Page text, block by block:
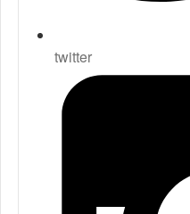
twitter